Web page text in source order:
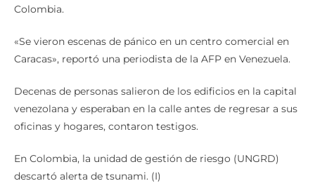
Colombia.
«Se vieron escenas de pánico en un centro comercial en
Caracas», reportó una periodista de la AFP en Venezuela.
Decenas de personas salieron de los edificios en la capital
venezolana y esperaban en la calle antes de regresar a sus
oficinas y hogares, contaron testigos.
En Colombia, la unidad de gestión de riesgo (UNGRD)
descartó alerta de tsunami. (I)